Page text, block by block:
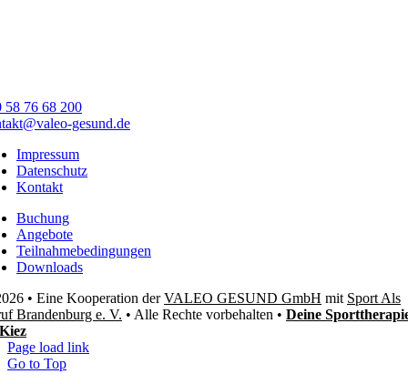
58 76 68 200
gesund.de
Impressum
Datenschutz
Kontakt
Buchung
Angebote
Teilnahmebedingungen
Downloads
• Eine Kooperation derVALEO GESUND GmbH mit Sport Als
Brandenburg e. V. • Alle Rechte vorbehalten • Deine
Page load link
Go to Top